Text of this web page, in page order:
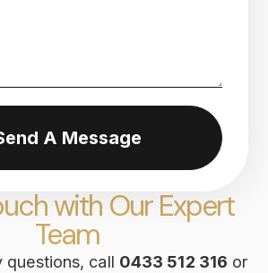
with Our Expert
Team
questions, call 0433 512 316 or
A Message